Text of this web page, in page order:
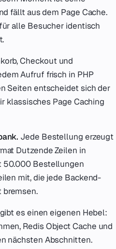
fällt aus dem Page Cache.
alle Besucher identisch
Checkout und
Aufruf frisch in PHP
Seiten entscheidet sich der
klassisches Page Caching
Jede Bestellung erzeugt
Dutzende Zeilen in
50.000 Bestellungen
mit, die jede Backend-
bremsen.
es einen eigenen Hebel:
Redis Object Cache und
nächsten Abschnitten.